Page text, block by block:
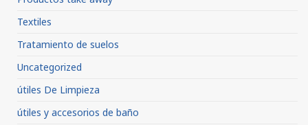
Textiles
Tratamiento de suelos
Uncategorized
útiles De Limpieza
útiles y accesorios de baño